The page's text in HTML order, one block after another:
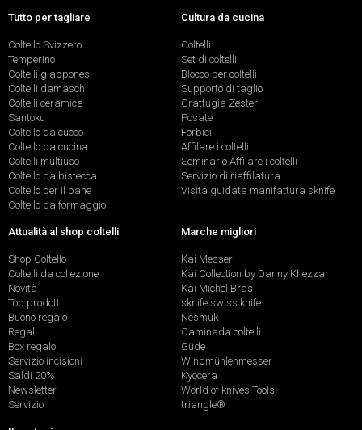
Tutto per tagliare
Coltello Svizzero
Temperino
Coltelli giapponesi
Coltelli damaschi
Coltelli ceramica
Santoku
Coltello da cuoco
Coltello da cucina
Coltelli multiuso
Coltello da bistecca
Coltello per il pane
Coltello da formaggio
Cultura da cucina
Coltelli
Set di coltelli
Blocco per coltelli
Supporto di taglio
Grattugia Zester
Posate
Forbici
Affilare i coltelli
Seminario Affilare i coltelli
Servizio di riaffilatura
Visita guidata manifattura sknife
Attualità al shop coltelli
Shop Coltello
Coltelli da collezione
Novità
Top prodotti
Buono regalo
Regali
Box regalo
Servizio incisioni
Saldi 20%
Newsletter
Servizio
Marche migliori
Kai Messer
Kai Collection by Danny Khezzar
Kai Michel Bras
sknife swiss knife
Nesmuk
Caminada coltelli
Güde
Windmühlenmesser
Kyocera
World of knives Tools
triangle®